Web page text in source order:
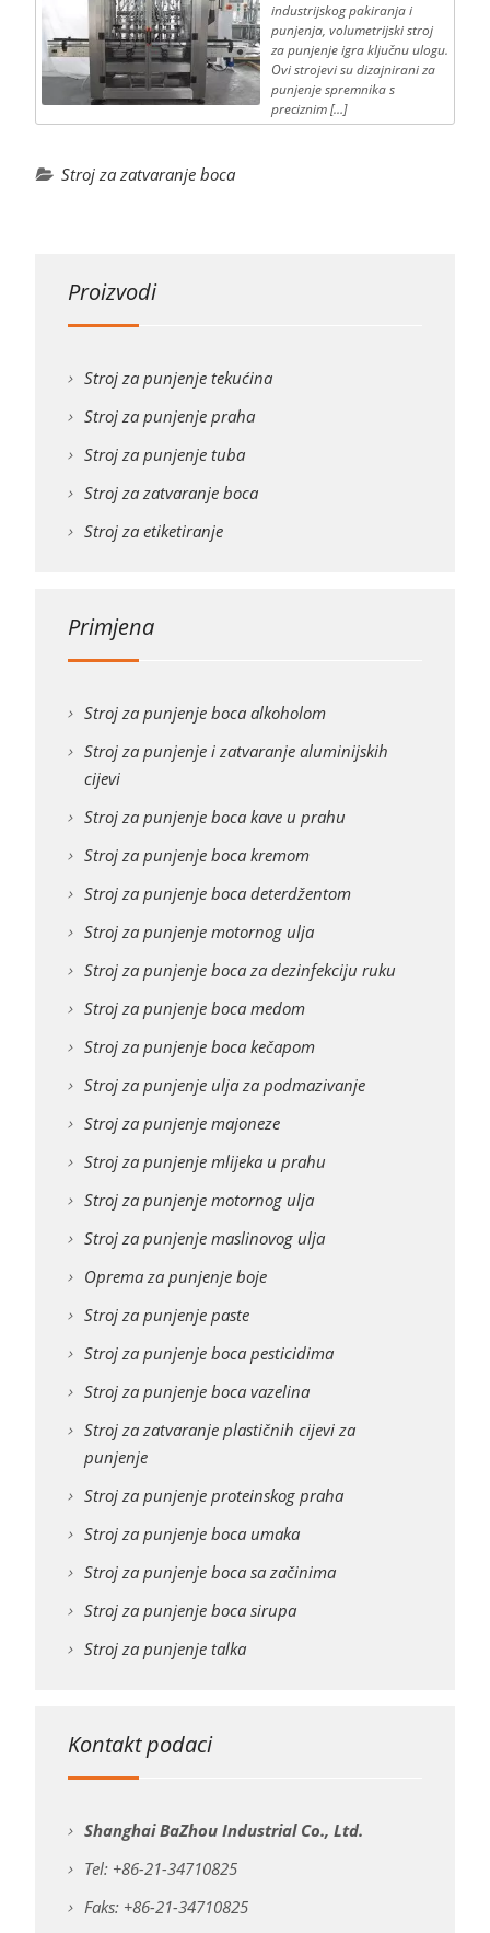
industrijskog pakiranja i
punjenja, volumetrijski stroj
za punjenje igra ključnu ulogu.
Ovi strojevi su dizajnirani za
punjenje spremnika s
preciznim […]
Stroj za zatvaranje boca
Proizvodi
Stroj za punjenje tekućina
Stroj za punjenje praha
Stroj za punjenje tuba
Stroj za zatvaranje boca
Stroj za etiketiranje
Primjena
Stroj za punjenje boca alkoholom
Stroj za punjenje i zatvaranje aluminijskih
cijevi
Stroj za punjenje boca kave u prahu
Stroj za punjenje boca kremom
Stroj za punjenje boca deterdžentom
Stroj za punjenje motornog ulja
Stroj za punjenje boca za dezinfekciju ruku
Stroj za punjenje boca medom
Stroj za punjenje boca kečapom
Stroj za punjenje ulja za podmazivanje
Stroj za punjenje majoneze
Stroj za punjenje mlijeka u prahu
Stroj za punjenje motornog ulja
Stroj za punjenje maslinovog ulja
Oprema za punjenje boje
Stroj za punjenje paste
Stroj za punjenje boca pesticidima
Stroj za punjenje boca vazelina
Stroj za zatvaranje plastičnih cijevi za
punjenje
Stroj za punjenje proteinskog praha
Stroj za punjenje boca umaka
Stroj za punjenje boca sa začinima
Stroj za punjenje boca sirupa
Stroj za punjenje talka
Kontakt podaci
Shanghai BaZhou Industrial Co., Ltd.
Tel: +86-21-34710825
Faks: +86-21-34710825